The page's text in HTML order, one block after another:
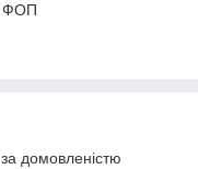
ФОП
домовленістю